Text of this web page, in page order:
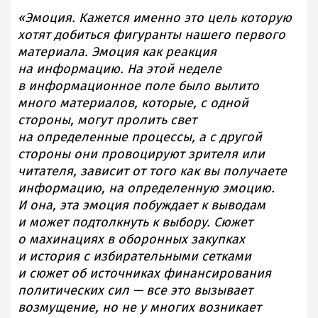
«Эмоция. Кажется именно это цель которую
хотят добиться фигуранты нашего первого
материала. Эмоция как реакция
на информацию. На этой неделе
в информационное поле было вылито
много материалов, которые, с одной
стороны, могут пролить свет
на определенные процессы, а с другой
стороны они провоцируют зрителя или
читателя, зависит от того как вы получаете
информацию, на определенную эмоцию.
И она, эта эмоция побуждает к выводам
и может подтолкнуть к выбору. Сюжет
о махинациях в оборонных закупках
и история с избирательными сетками
и сюжет об источниках финансирования
политических сил — все это вызывает
возмущение, но не у многих возникает